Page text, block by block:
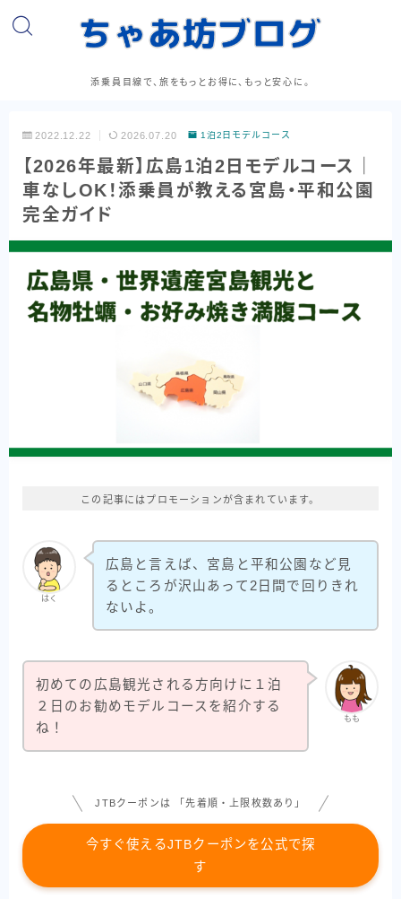
添乗員目線で、旅をもっとお得に、もっと安心に。
2022.12.22 2026.07.20 1泊2日モデルコース
【2026年最新】広島1泊2日モデルコース｜
車なしOK！添乗員が教える宮島・平和公園
完全ガイド
この記事にはプロモーションが含まれています。
はく
広島と言えば、宮島と平和公園など見
るところが沢山あって2日間で回りきれ
ないよ。
もも
初めての広島観光される方向けに１泊
２日のお勧めモデルコースを紹介する
ね！
JTBクーポンは 「先着順・上限枚数あり」
今すぐ使えるJTBクーポンを公式で探
す